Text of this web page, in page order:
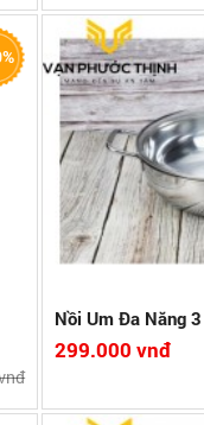
Nồi Um Đa Năng
299.000 vnđ
- Chất liệu inox 304
- Đáy nồi 3 lớp
- Nắp bằng kính
- Độ dày 0.648mm
Bảo hành:2 năm
Xuất xứ:Việt Nam
Xem chi tiết